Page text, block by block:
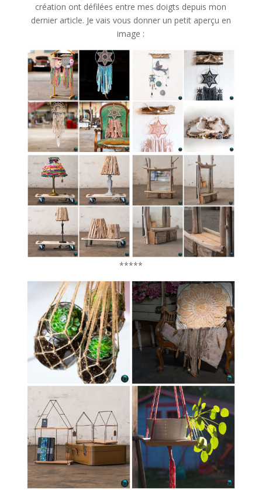
création ont défilées entre mes doigts depuis mon
dernier article. Je vais vous donner un petit aperçu en
image :
*****